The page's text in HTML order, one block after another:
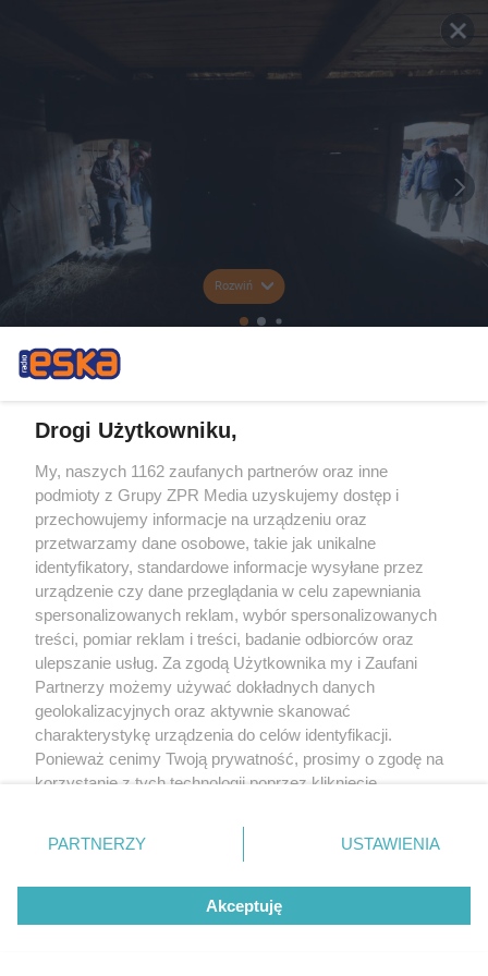
Rozwiń
Drogi Użytkowniku,
My, naszych 1162 zaufanych partnerów oraz inne
podmioty z Grupy ZPR Media uzyskujemy dostęp i
przechowujemy informacje na urządzeniu oraz
przetwarzamy dane osobowe, takie jak unikalne
identyfikatory, standardowe informacje wysyłane przez
urządzenie czy dane przeglądania w celu zapewniania
spersonalizowanych reklam, wybór spersonalizowanych
treści, pomiar reklam i treści, badanie odbiorców oraz
ulepszanie usług. Za zgodą Użytkownika my i Zaufani
Partnerzy możemy używać dokładnych danych
geolokalizacyjnych oraz aktywnie skanować
charakterystykę urządzenia do celów identyfikacji.
Ponieważ cenimy Twoją prywatność, prosimy o zgodę na
korzystanie z tych technologii poprzez kliknięcie
zmienić/wycofać klikając przycisk ustawień prywatności
znajdujący się w lewym dolnym rogu strony
rodzaje przetwarzania danych nie wymagają zgody
użytkownika, ale masz prawo sprzeciwić się takiemu
przetwarzaniu. Preferencje będą miały zastosowanie tylko
PARTNERZY USTAWIENIA
Akceptuję